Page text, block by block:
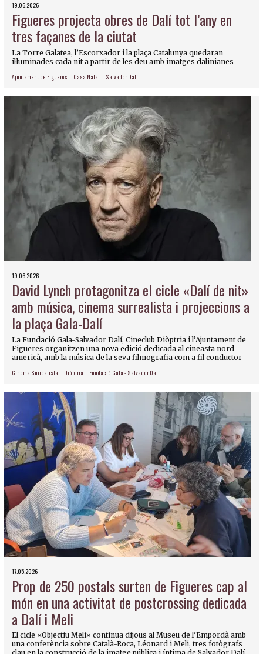
19.06.2026
Figueres projecta obres de Dalí tot l’any en
tres façanes de la ciutat
La Torre Galatea, l’Escorxador i la plaça Catalunya quedaran
il·luminades cada nit a partir de les deu amb imatges dalinianes
Ajuntament de Figueres Casa Natal Salvador Dalí
19.06.2026
David Lynch protagonitza el cicle «Dalí de nit»
amb música, cinema surrealista i projeccions a
la plaça Gala-Dalí
La Fundació Gala-Salvador Dalí, Cineclub Diòptria i l’Ajuntament de
Figueres organitzen una nova edició dedicada al cineasta nord-
americà, amb la música de la seva filmografia com a fil conductor
Cinema Surrealista Diòptria Fundació Gala - Salvador Dalí
17.05.2026
Prop de 250 postals surten de Figueres cap al
món en una activitat de postcrossing dedicada
a Dalí i Meli
El cicle «Objectiu Meli» continua dijous al Museu de l’Empordà amb
una conferència sobre Català-Roca, Léonard i Meli, tres fotògrafs